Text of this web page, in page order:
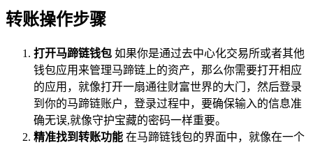
转账操作步骤
打开马蹄链钱包 如果你是通过去中心化交易所或者其他
钱包应用来管理马蹄链上的资产，那么你需要打开相应
的应用，就像打开一扇通往财富世界的大门，然后登录
到你的马蹄链账户，登录过程中，要确保输入的信息准
确无误,就像守护宝藏的密码一样重要。
精准找到转账功能 在马蹄链钱包的界面中，就像在一个